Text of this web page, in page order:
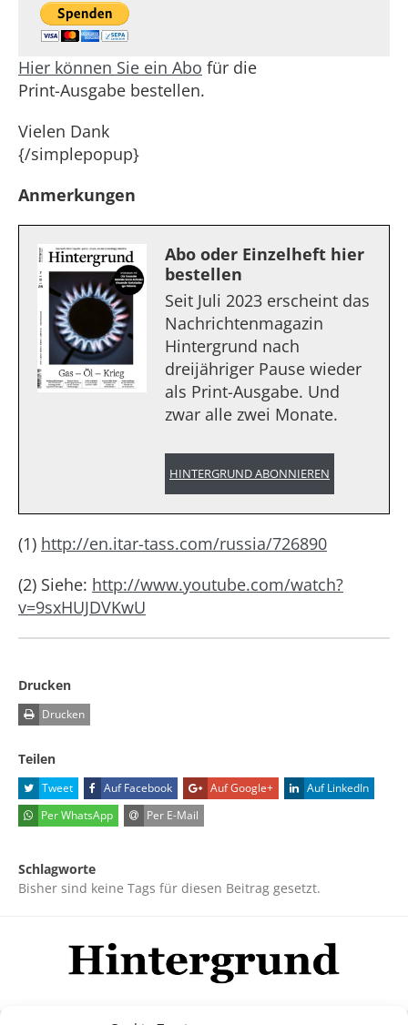
Hier können Sie ein Abo für die
Print-Ausgabe bestellen.
Vielen Dank
{/simplepopup}
Anmerkungen
Abo oder Einzelheft hier
bestellen
Seit Juli 2023 erscheint das
Nachrichtenmagazin
Hintergrund nach
dreijähriger Pause wieder
als Print-Ausgabe. Und
zwar alle zwei Monate.
HINTERGRUND ABONNIEREN
(1) http://en.itar-tass.com/russia/726890
(2) Siehe: http://www.youtube.com/watch?
v=9sxHUJDVKwU
Drucken
Drucken
Teilen
Tweet Auf Facebook Auf Google+
Auf LinkedIn
Per WhatsApp
Per E-Mail
Schlagworte
Bisher sind keine Tags für diesen Beitrag gesetzt.